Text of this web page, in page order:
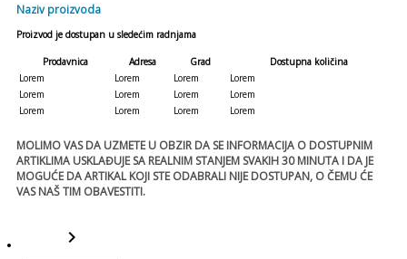
Naziv proizvoda
Proizvod je dostupan u sledećim radnjama
Prodavnica Adresa Grad
Dostupna količina
Lorem
Lorem Lorem
Lorem
Lorem
Lorem Lorem
Lorem
Lorem
Lorem Lorem Lorem
MOLIMO VAS DA UZMETE U OBZIR DA SE INFORMACIJA O DOSTUPNIM
ARTIKLIMA USKLAĐUJE SA REALNIM STANJEM SVAKIH 30 MINUTA I DA JE
MOGUĆE DA ARTIKAL KOJI STE ODABRALI NIJE DOSTUPAN, O ČEMU ĆE
VAS NAŠ TIM OBAVESTITI.
keyboard_arrow_right